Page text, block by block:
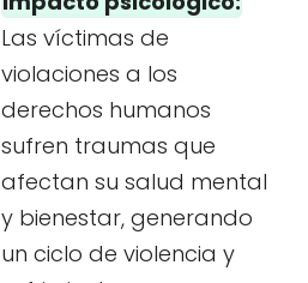
Las víctimas de
violaciones a los
derechos humanos
sufren traumas que
afectan su salud mental
y bienestar, generando
un ciclo de violencia y